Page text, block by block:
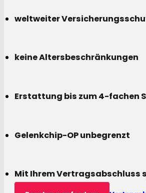
weltweiter
keine Altersbeschränkungen
Erstattung bis zum 4-fachen
Gelenkchip-OP unbegrenzt
Mit Ihrem Vertragsabschluss